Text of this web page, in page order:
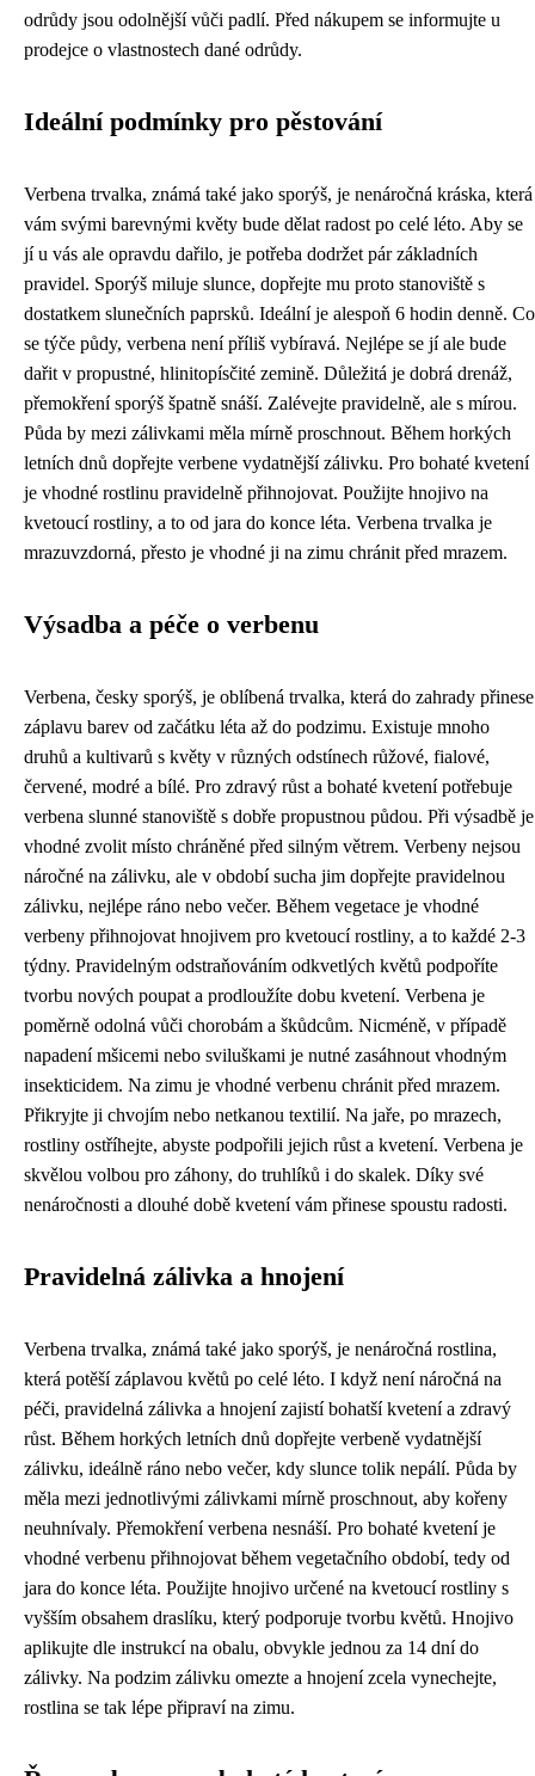
odrůdy jsou odolnější vůči padlí. Před nákupem se informujte u
prodejce o vlastnostech dané odrůdy.
Ideální podmínky pro pěstování
Verbena trvalka, známá také jako sporýš, je nenáročná kráska, která
vám svými barevnými květy bude dělat radost po celé léto. Aby se
jí u vás ale opravdu dařilo, je potřeba dodržet pár základních
pravidel. Sporýš miluje slunce, dopřejte mu proto stanoviště s
dostatkem slunečních paprsků. Ideální je alespoň 6 hodin denně. Co
se týče půdy, verbena není příliš vybíravá. Nejlépe se jí ale bude
dařit v propustné, hlinitopísčité zemině. Důležitá je dobrá drenáž,
přemokření sporýš špatně snáší. Zalévejte pravidelně, ale s mírou.
Půda by mezi zálivkami měla mírně proschnout. Během horkých
letních dnů dopřejte verbene vydatnější zálivku. Pro bohaté kvetení
je vhodné rostlinu pravidelně přihnojovat. Použijte hnojivo na
kvetoucí rostliny, a to od jara do konce léta. Verbena trvalka je
mrazuvzdorná, přesto je vhodné ji na zimu chránit před mrazem.
Výsadba a péče o verbenu
Verbena, česky sporýš, je oblíbená trvalka, která do zahrady přinese
záplavu barev od začátku léta až do podzimu. Existuje mnoho
druhů a kultivarů s květy v různých odstínech růžové, fialové,
červené, modré a bílé. Pro zdravý růst a bohaté kvetení potřebuje
verbena slunné stanoviště s dobře propustnou půdou. Při výsadbě je
vhodné zvolit místo chráněné před silným větrem. Verbeny nejsou
náročné na zálivku, ale v období sucha jim dopřejte pravidelnou
zálivku, nejlépe ráno nebo večer. Během vegetace je vhodné
verbeny přihnojovat hnojivem pro kvetoucí rostliny, a to každé 2-3
týdny. Pravidelným odstraňováním odkvetlých květů podpoříte
tvorbu nových poupat a prodloužíte dobu kvetení. Verbena je
poměrně odolná vůči chorobám a škůdcům. Nicméně, v případě
napadení mšicemi nebo sviluškami je nutné zasáhnout vhodným
insekticidem. Na zimu je vhodné verbenu chránit před mrazem.
Přikryjte ji chvojím nebo netkanou textilií. Na jaře, po mrazech,
rostliny ostříhejte, abyste podpořili jejich růst a kvetení. Verbena je
skvělou volbou pro záhony, do truhlíků i do skalek. Díky své
nenáročnosti a dlouhé době kvetení vám přinese spoustu radosti.
Pravidelná zálivka a hnojení
Verbena trvalka, známá také jako sporýš, je nenáročná rostlina,
která potěší záplavou květů po celé léto. I když není náročná na
péči, pravidelná zálivka a hnojení zajistí bohatší kvetení a zdravý
růst. Během horkých letních dnů dopřejte verbeně vydatnější
zálivku, ideálně ráno nebo večer, kdy slunce tolik nepálí. Půda by
měla mezi jednotlivými zálivkami mírně proschnout, aby kořeny
neuhnívaly. Přemokření verbena nesnáší. Pro bohaté kvetení je
vhodné verbenu přihnojovat během vegetačního období, tedy od
jara do konce léta. Použijte hnojivo určené na kvetoucí rostliny s
vyšším obsahem draslíku, který podporuje tvorbu květů. Hnojivo
aplikujte dle instrukcí na obalu, obvykle jednou za 14 dní do
zálivky. Na podzim zálivku omezte a hnojení zcela vynechejte,
rostlina se tak lépe připraví na zimu.